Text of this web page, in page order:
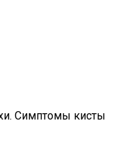
Симптомы кисты